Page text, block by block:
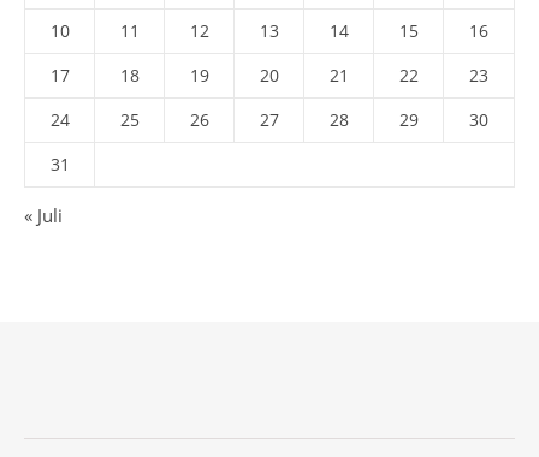
10
11 12 13 14 15
16
17
18 19 20 21 22
23
24
25 26 27 28 29
30
31
« Juli